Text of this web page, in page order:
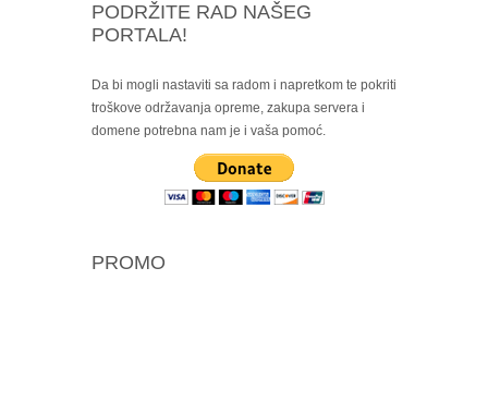
PODRŽITE RAD NAŠEG
PORTALA!
Da bi mogli nastaviti sa radom i napretkom te pokriti
troškove održavanja opreme, zakupa servera i
domene potrebna nam je i vaša pomoć.
PROMO